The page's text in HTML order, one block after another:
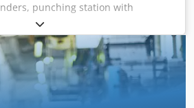
punching station with
and adjustable cylinder stroke,
bar, and profile shearing with
and automatic shear operation,
lubrication system, work
with safety guards
CE declaration of